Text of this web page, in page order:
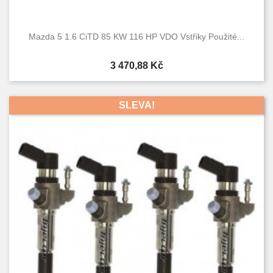
Mazda 5 1.6 CiTD 85 KW 116 HP VDO Vstřiky Použité...
Cena
3 470,88 Kč
SLEVA!